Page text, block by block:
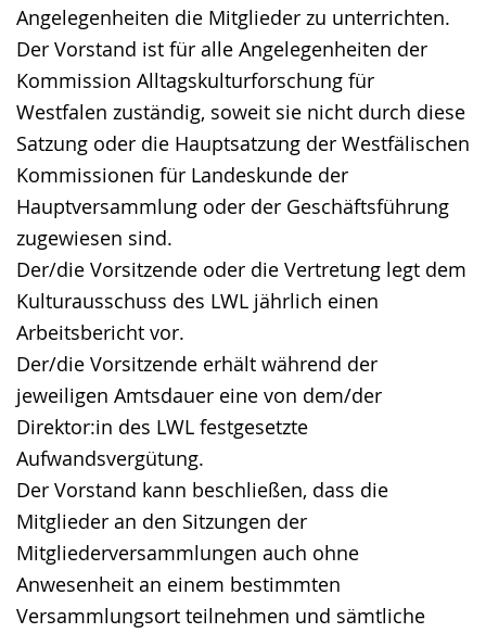
Angelegenheiten die Mitglieder zu unterrichten.
Der Vorstand ist für alle Angelegenheiten der
Kommission Alltagskulturforschung für
Westfalen zuständig, soweit sie nicht durch diese
Satzung oder die Hauptsatzung der Westfälischen
Kommissionen für Landeskunde der
Hauptversammlung oder der Geschäftsführung
zugewiesen sind.
Der/die Vorsitzende oder die Vertretung legt dem
Kulturausschuss des LWL jährlich einen
Arbeitsbericht vor.
Der/die Vorsitzende erhält während der
jeweiligen Amtsdauer eine von dem/der
Direktor:in des LWL festgesetzte
Aufwandsvergütung.
Der Vorstand kann beschließen, dass die
Mitglieder an den Sitzungen der
Mitgliederversammlungen auch ohne
Anwesenheit an einem bestimmten
Versammlungsort teilnehmen und sämtliche